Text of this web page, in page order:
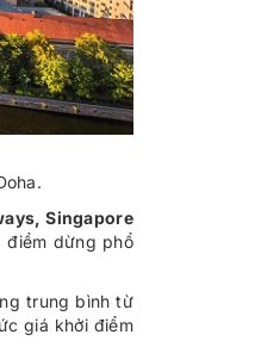
Singapore
điểm dừng phổ
trung bình từ
giá khởi điểm